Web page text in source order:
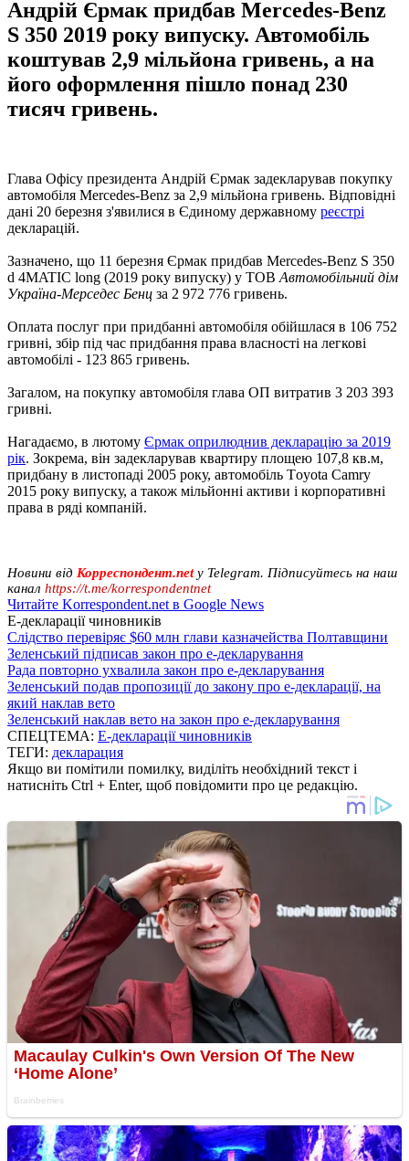
Андрій Єрмак придбав Mercedes-Benz
S 350 2019 року випуску. Автомобіль
коштував 2,9 мільйона гривень, а на
його оформлення пішло понад 230
тисяч гривень.
Глава Офісу президента Андрій Єрмак задекларував покупку
автомобіля Mercedes-Benz за 2,9 мільйона гривень. Відповідні
дані 20 березня з'явилися в Єдиному державному реєстрі
декларацій.
Зазначено, що 11 березня Єрмак придбав Mercedes-Benz S 350
d 4MATIC long (2019 року випуску) у ТОВ Автомобільний дім
Україна-Мерседес Бенц за 2 972 776 гривень.
Оплата послуг при придбанні автомобіля обійшлася в 106 752
гривні, збір під час придбання права власності на легкові
автомобілі - 123 865 гривень.
Загалом, на покупку автомобіля глава ОП витратив 3 203 393
гривні.
Нагадаємо, в лютому Єрмак оприлюднив декларацію за 2019
рік. Зокрема, він задекларував квартиру площею 107,8 кв.м,
придбану в листопаді 2005 року, автомобіль Тoyota Camry
2015 року випуску, а також мільйонні активи і корпоративні
права в ряді компаній.
Новини від Корреспондент.net у Telegram. Підписуйтесь на наш
канал https://t.me/korrespondentnet
Читайте Korrespondent.net в Google News
Е-декларації чиновників
Слідство перевіряє $60 млн глави казначейства Полтавщини
Зеленський підписав закон про е-декларування
Рада повторно ухвалила закон про е-декларування
Зеленський подав пропозиції до закону про е-декларації, на
який наклав вето
Зеленський наклав вето на закон про е-декларування
СПЕЦТЕМА: Е-декларації чиновників
ТЕГИ: декларация
Якщо ви помітили помилку, виділіть необхідний текст і
натисніть Ctrl + Enter, щоб повідомити про це редакцію.